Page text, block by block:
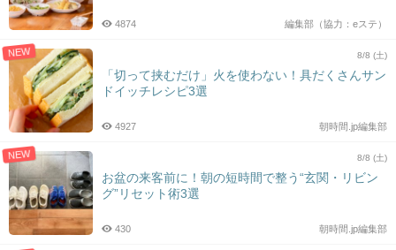
編集部（協力：eステ）
4874
NEW 8/8 (土)
「切って挟むだけ」火を使わない！具だくさんサン
ドイッチレシピ3選
朝時間.jp編集部
4927
NEW 8/8 (土)
お盆の来客前に！朝の短時間で整う“玄関・リビン
グ”リセット術3選
朝時間.jp編集部
430